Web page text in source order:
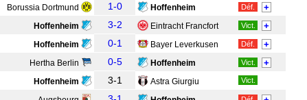
Borussia Dortmund 1-0 Hoffenheim Déf. +
Hoffenheim 3-2 Eintracht Francfort Vict. +
Hoffenheim 0-1 Bayer Leverkusen Déf. +
Hertha Berlin 0-5 Hoffenheim Vict. +
Hoffenheim 3-1 Astra Giurgiu Vict.